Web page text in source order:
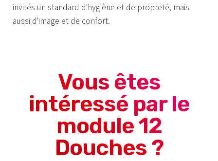
invités un standard d'hygiène et de propreté, mais
aussi d'image et de confort.
Vous êtes
intéressé par le
module 12
Douches ?